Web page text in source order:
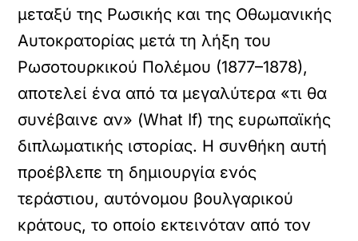
μεταξύ της Ρωσικής και της Οθωμανικής
Αυτοκρατορίας μετά τη λήξη του
Ρωσοτουρκικού Πολέμου (1877–1878),
αποτελεί ένα από τα μεγαλύτερα «τι θα
συνέβαινε αν» (What If) της ευρωπαϊκής
διπλωματικής ιστορίας. Η συνθήκη αυτή
προέβλεπε τη δημιουργία ενός
τεράστιου, αυτόνομου βουλγαρικού
κράτους, το οποίο εκτεινόταν από τον